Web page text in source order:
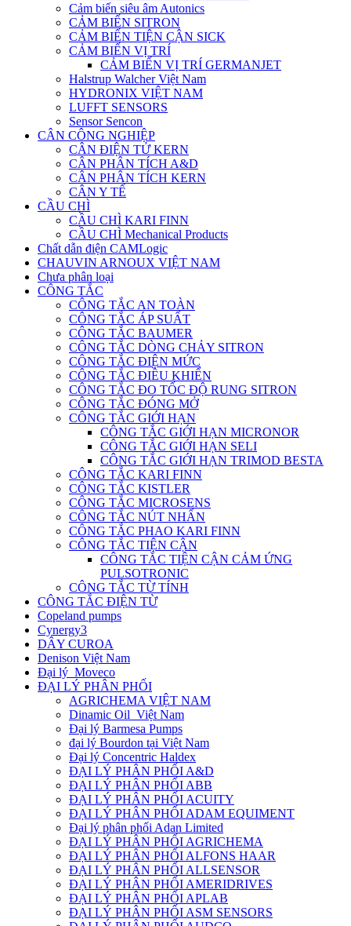
Cảm biến siêu âm Autonics
CẢM BIẾN SITRON
CẢM BIẾN TIỆN CẬN SICK
CẢM BIẾN VỊ TRÍ
CẢM BIẾN VỊ TRÍ GERMANJET
Halstrup Walcher Việt Nam
HYDRONIX VIỆT NAM
LUFFT SENSORS
Sensor Sencon
CÂN CÔNG NGHIỆP
CÂN ĐIỆN TỬ KERN
CÂN PHÂN TÍCH A&D
CÂN PHÂN TÍCH KERN
CÂN Y TẾ
CẦU CHÌ
CẦU CHÌ KARI FINN
CẦU CHÌ Mechanical Products
Chất dẫn điện CAMLogic
CHAUVIN ARNOUX VIỆT NAM
Chưa phân loại
CÔNG TẮC
CÔNG TẮC AN TOÀN
CÔNG TẮC ÁP SUẤT
CÔNG TẮC BAUMER
CÔNG TẮC DÒNG CHẢY SITRON
CÔNG TẮC ĐIỆN MỨC
CÔNG TẮC ĐIỀU KHIỂN
CÔNG TẮC ĐO TỐC ĐỘ RUNG SITRON
CÔNG TẮC ĐÓNG MỞ
CÔNG TẮC GIỚI HẠN
CÔNG TẮC GIỚI HẠN MICRONOR
CÔNG TẮC GIỚI HẠN SELI
CÔNG TẮC GIỚI HẠN TRIMOD BESTA
CÔNG TẮC KARI FINN
CÔNG TẮC KISTLER
CÔNG TẮC MICROSENS
CÔNG TẮC NÚT NHẤN
CÔNG TẮC PHAO KARI FINN
CÔNG TẮC TIỆN CẬN
CÔNG TẮC TIỆN CẬN CẢM ỨNG
PULSOTRONIC
CÔNG TẮC TỪ TÍNH
CÔNG TẮC ĐIỆN TỪ
Copeland pumps
Cynergy3
DÂY CUROA
Denison Việt Nam
Đại lý Moveco
ĐẠI LÝ PHÂN PHỐI
AGRICHEMA VIỆT NAM
Dinamic Oil Việt Nam
Đại lý Barmesa Pumps
đại lý Bourdon tại Việt Nam
Đại lý Concentric Haldex
ĐẠI LÝ PHÂN PHỐI A&D
ĐẠI LÝ PHÂN PHỐI ABB
ĐẠI LÝ PHÂN PHỐI ACUITY
ĐẠI LÝ PHÂN PHỐI ADAM EQUIMENT
Đại lý phân phối Adan Limited
ĐẠI LÝ PHÂN PHỐI AGRICHEMA
ĐẠI LÝ PHÂN PHỐI ALFONS HAAR
ĐẠI LÝ PHÂN PHỐI ALLSENSOR
ĐẠI LÝ PHÂN PHỐI AMERIDRIVES
ĐẠI LÝ PHÂN PHỐI APLAB
ĐẠI LÝ PHÂN PHỐI ASM SENSORS